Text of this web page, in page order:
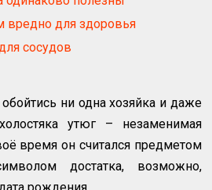
для здоровья
сосудов
ни одна хозяйка и даже
утюг – незаменимая
время он считался предметом
достатка, возможно,
рождения.